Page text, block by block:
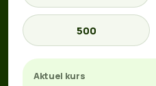
500
Aktuel kurs